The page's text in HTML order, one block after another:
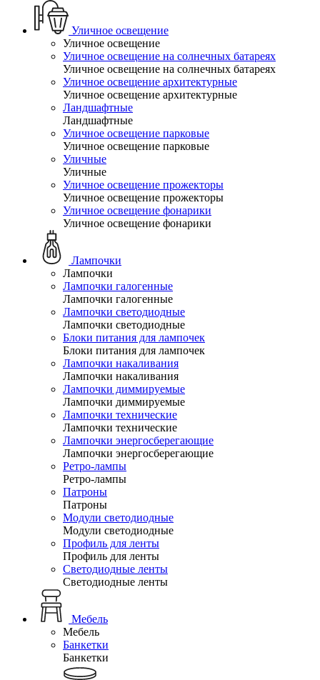
Уличное освещение
Уличное освещение
Уличное освещение на солнечных батареях
Уличное освещение на солнечных батареях
Уличное освещение архитектурные
Уличное освещение архитектурные
Ландшафтные
Ландшафтные
Уличное освещение парковые
Уличное освещение парковые
Уличные
Уличные
Уличное освещение прожекторы
Уличное освещение прожекторы
Уличное освещение фонарики
Уличное освещение фонарики
Лампочки
Лампочки
Лампочки галогенные
Лампочки галогенные
Лампочки светодиодные
Лампочки светодиодные
Блоки питания для лампочек
Блоки питания для лампочек
Лампочки накаливания
Лампочки накаливания
Лампочки диммируемые
Лампочки диммируемые
Лампочки технические
Лампочки технические
Лампочки энергосберегающие
Лампочки энергосберегающие
Ретро-лампы
Ретро-лампы
Патроны
Патроны
Модули светодиодные
Модули светодиодные
Профиль для ленты
Профиль для ленты
Светодиодные ленты
Светодиодные ленты
Мебель
Мебель
Банкетки
Банкетки